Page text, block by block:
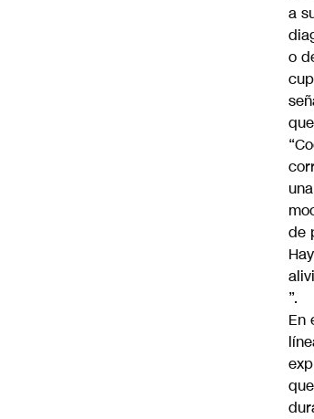
a
o
que
una
de
”.
En
que